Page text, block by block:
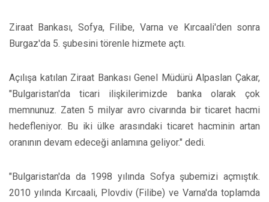
Ziraat Bankası, Sofya, Filibe, Varna ve Kırcaali'den sonra
Burgaz'da 5. şubesini törenle hizmete açtı.
Açılışa katılan Ziraat Bankası Genel Müdürü Alpaslan Çakar,
"Bulgaristan'da ticari ilişkilerimizde banka olarak çok
memnunuz. Zaten 5 milyar avro civarında bir ticaret hacmi
hedefleniyor. Bu iki ülke arasındaki ticaret hacminin artan
oranının devam edeceği anlamına geliyor." dedi.
"Bulgaristan'da da 1998 yılında Sofya şubemizi açmıştık.
2010 yılında Kırcaali, Plovdiv (Filibe) ve Varna'da toplamda